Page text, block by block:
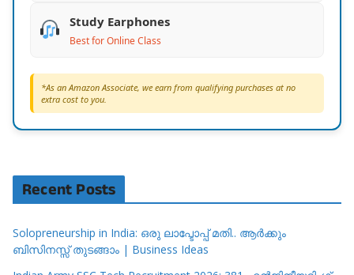
Study Earphones
Best for Online Class
*As an Amazon Associate, we earn from qualifying purchases at no
extra cost to you.
Recent Posts
Solopreneurship in India: ഒരു ലാപ്ടോപ്പ് മതി.. ആർക്കും
ബിസിനസ്സ് തുടങ്ങാം | Business Ideas